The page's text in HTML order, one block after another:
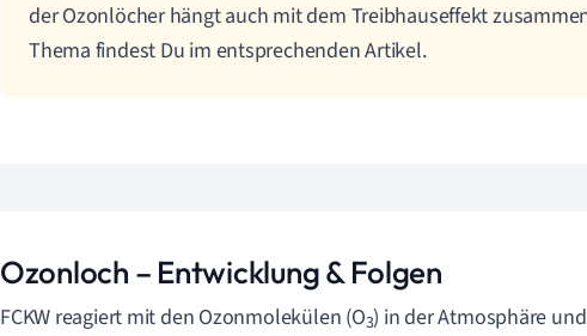
der Ozonlöcher hängt auch mit dem Treibhauseffekt
Thema findest Du im entsprechenden Artikel.
Ozonloch – Entwicklung & Folgen
FCKW reagiert mit den Ozonmolekülen (O3) in der Atmosphäre